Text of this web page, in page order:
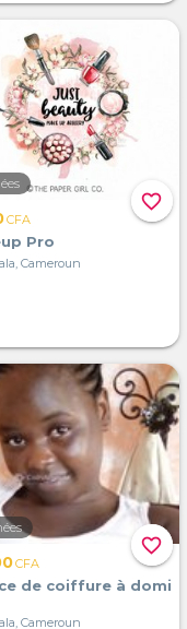
favorite_border
CFA
Pro
Cameroun
favorite_border
CFA
de coiffure à domi
Cameroun